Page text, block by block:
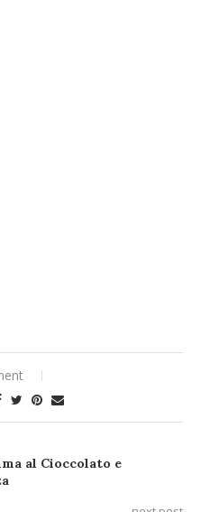
al Cioccolato e